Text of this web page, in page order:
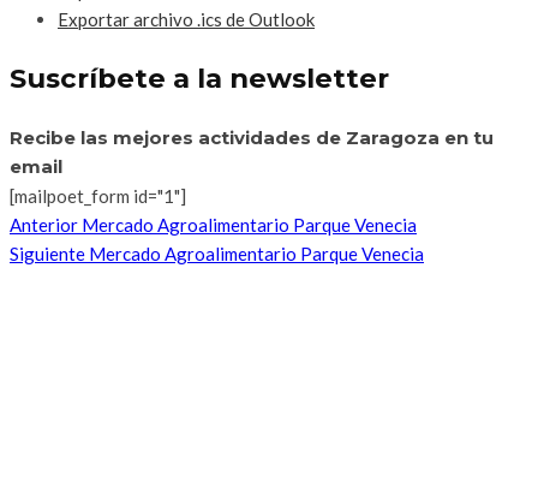
Exportar archivo .ics de Outlook
Suscríbete a la newsletter
Recibe las mejores actividades de Zaragoza en tu
email
[mailpoet_form id="1"]
Anterior Mercado Agroalimentario Parque Venecia
Siguiente Mercado Agroalimentario Parque Venecia